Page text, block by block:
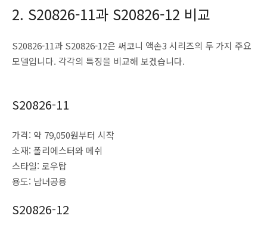
2. S20826-11과 S20826-12 비교
S20826-11과 S20826-12은 써코니 액손3 시리즈의 두 가지 주요
모델입니다. 각각의 특징을 비교해 보겠습니다.
S20826-11
가격: 약 79,050원부터 시작
소재: 폴리에스터와 메쉬
스타일: 로우탑
용도: 남녀공용
S20826-12